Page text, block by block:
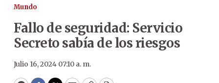
Mundo
Fallo de seguridad: Servicio
Secreto sabía de los riesgos
Julio 16, 2024 07:10 a. m.